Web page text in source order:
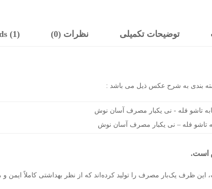
توضیحات تکمیلی نظرات (0) (1)
بندی به شرح عکس ذیل می باشد :
تاشو فله – نی یکبار مصرف آسان نوش
است.
این ظرف یک‌بار مصرف را تولید کرده‌اند که از نظر بهداشتی کاملاً ایمن